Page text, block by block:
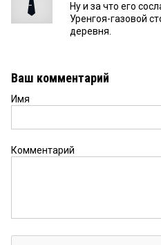
Ну и за что его
Уренгоя-газовой
деревня.
Ваш комментарий
Имя
Комментарий